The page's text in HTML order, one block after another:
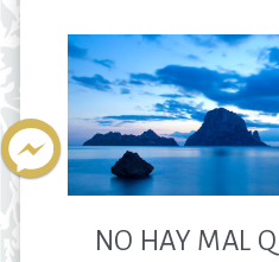
NO HAY MAL